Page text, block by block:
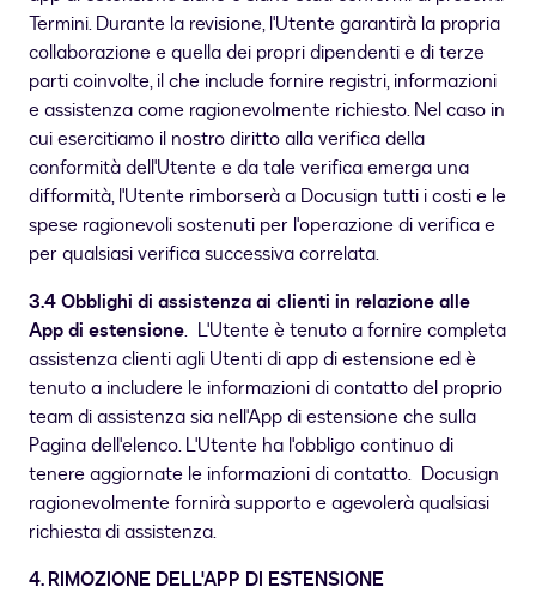
Termini. Durante la revisione, l'Utente garantirà la propria
collaborazione e quella dei propri dipendenti e di terze
parti coinvolte, il che include fornire registri, informazioni
e assistenza come ragionevolmente richiesto. Nel caso in
cui esercitiamo il nostro diritto alla verifica della
conformità dell'Utente e da tale verifica emerga una
difformità, l'Utente rimborserà a Docusign tutti i costi e le
spese ragionevoli sostenuti per l'operazione di verifica e
per qualsiasi verifica successiva correlata.
3.4 Obblighi di assistenza ai clienti in relazione alle
App di estensione. L'Utente è tenuto a fornire completa
assistenza clienti agli Utenti di app di estensione ed è
tenuto a includere le informazioni di contatto del proprio
team di assistenza sia nell'App di estensione che sulla
Pagina dell'elenco. L'Utente ha l'obbligo continuo di
tenere aggiornate le informazioni di contatto. Docusign
ragionevolmente fornirà supporto e agevolerà qualsiasi
richiesta di assistenza.
4. RIMOZIONE DELL'APP DI ESTENSIONE